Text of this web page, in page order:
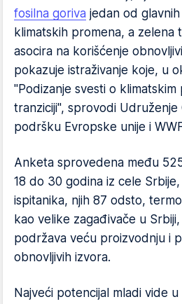
fosilna goriva jedan od
klimatskih promena, a zelena
asocira na korišćenje
pokazuje istraživanje koje, u
"Podizanje svesti o
tranziciji", sprovodi Udruženje
podršku Evropske unije i
Anketa sprovedena među
18 do 30 godina iz cele
ispitanika, njih 87 odsto,
kao velike zagađivače u
podržava veću proizvodnju i
obnovljivih izvora.
Najveći potencijal mladi vide u